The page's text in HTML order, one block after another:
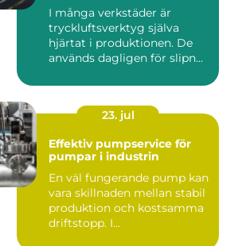
I många verkstäder är
tryckluftsverktyg själva
hjärtat i produktionen. De
används dagligen för slipn...
23. jul
Effektiv pumpservice för
pumpar i industrin
En väl fungerande pump kan
vara skillnaden mellan stabil
produktion och kostsamma
driftstopp. I...